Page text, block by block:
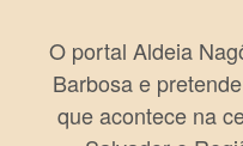
O portal Aldeia
Barbosa e
que acontece na